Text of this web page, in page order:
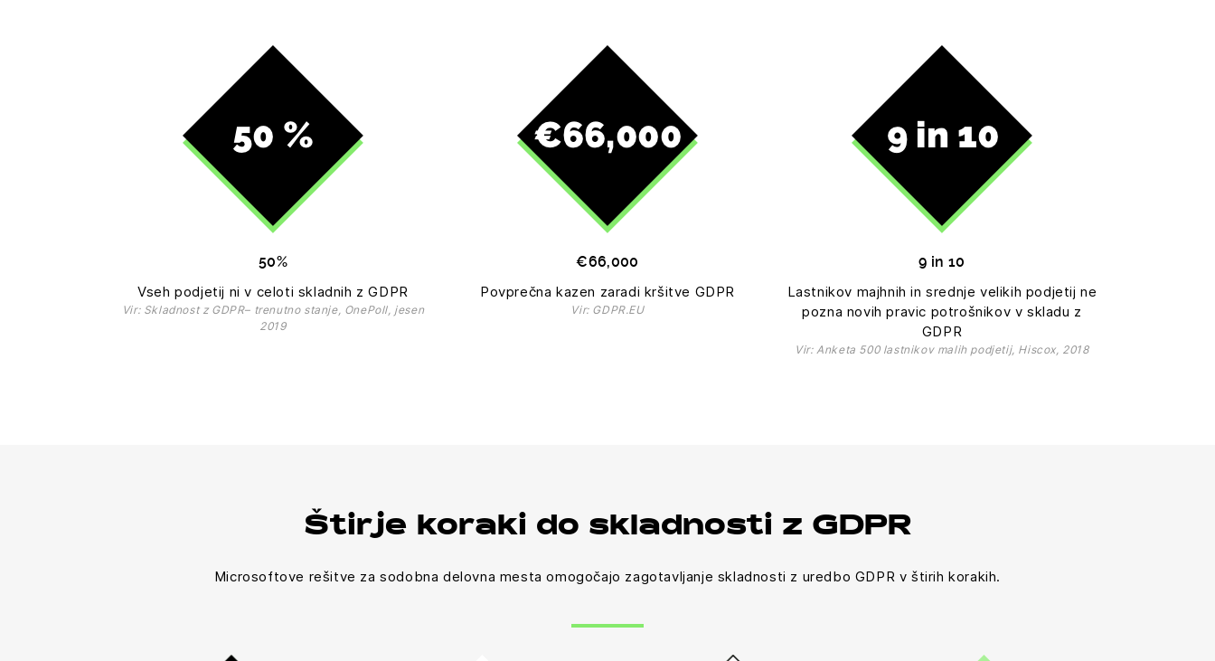
50%
Vseh podjetij ni v celoti skladnih z GDPR
Vir: Skladnost z GDPR– trenutno stanje, OnePoll, jesen
2019
€66,000
Povprečna kazen zaradi kršitve GDPR
Vir: GDPR.EU
9 in 10
Lastnikov majhnih in srednje velikih podjetij ne
pozna novih pravic potrošnikov v skladu z
GDPR
Vir: Anketa 500 lastnikov malih podjetij, Hiscox, 2018
Štirje koraki do skladnosti z GDPR
Microsoftove rešitve za sodobna delovna mesta omogočajo zagotavljanje skladnosti z uredbo GDPR v štirih korakih.